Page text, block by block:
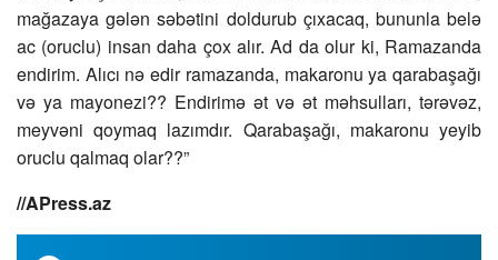
mağazaya gələn səbətini doldurub çıxacaq, bununla belə
ac (oruclu) insan daha çox alır. Ad da olur ki, Ramazanda
endirim. Alıcı nə edir ramazanda, makaronu ya qarabaşağı
və ya mayonezi?? Endirimə ət və ət məhsulları, tərəvəz,
meyvəni qoymaq lazımdır. Qarabaşağı, makaronu yeyib
oruclu qalmaq olar??”
//APress.az